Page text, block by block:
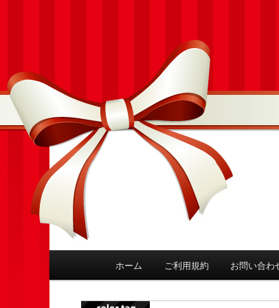
メインメニューメインコンテンツへ移動
ホーム ご利用規約 お問い合わ